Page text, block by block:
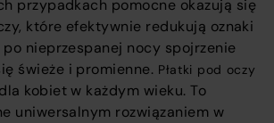
przypadkach pomocne okazują się
które efektywnie redukują oznaki
nieprzespanej nocy spojrzenie
świeże i promienne. Płatki pod oczy
kobiet w każdym wieku. To
uniwersalnym rozwiązaniem w